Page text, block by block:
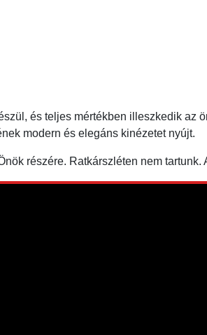
és teljes mértékben illeszkedik
modern és elegáns kinézetet nyújt.
részére. Ratkárszléten nem